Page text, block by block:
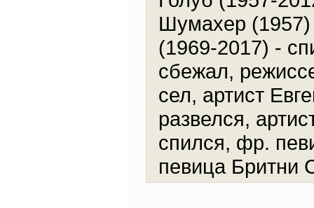
Шумахер (1957)
(1969-2017) -
сбежал,
сел, артист
развелся,
спился, фр.
певица Бритни